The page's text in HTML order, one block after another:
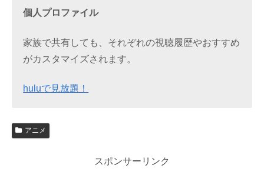
個人プロファイル
家族で共有しても、それぞれの視聴履歴やおすすめ
がカスタマイズされます。
huluで見放題！
アニメ
スポンサーリンク